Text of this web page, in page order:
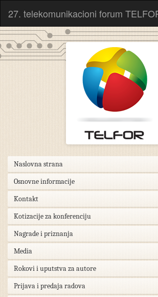
27. telekomunikacioni forum
Naslovna strana
Osnovne informacije
Kontakt
Kotizacije za konferenciju
Nagrade i priznanja
Media
Rokovi i uputstva za autore
Prijava i predaja radova